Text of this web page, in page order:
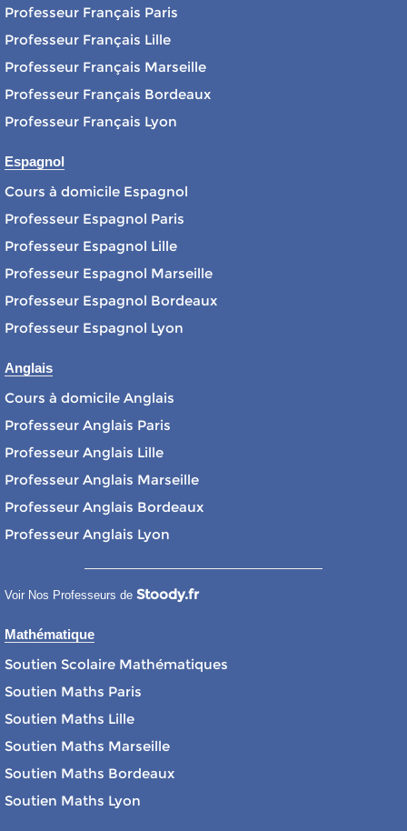
Professeur Français Paris
Professeur Français Lille
Professeur Français Marseille
Professeur Français Bordeaux
Professeur Français Lyon
Espagnol
Cours à domicile Espagnol
Professeur Espagnol Paris
Professeur Espagnol Lille
Professeur Espagnol Marseille
Professeur Espagnol Bordeaux
Professeur Espagnol Lyon
Anglais
Cours à domicile Anglais
Professeur Anglais Paris
Professeur Anglais Lille
Professeur Anglais Marseille
Professeur Anglais Bordeaux
Professeur Anglais Lyon
Voir Nos Professeurs de Stoody.fr
Mathématique
Soutien Scolaire Mathématiques
Soutien Maths Paris
Soutien Maths Lille
Soutien Maths Marseille
Soutien Maths Bordeaux
Soutien Maths Lyon